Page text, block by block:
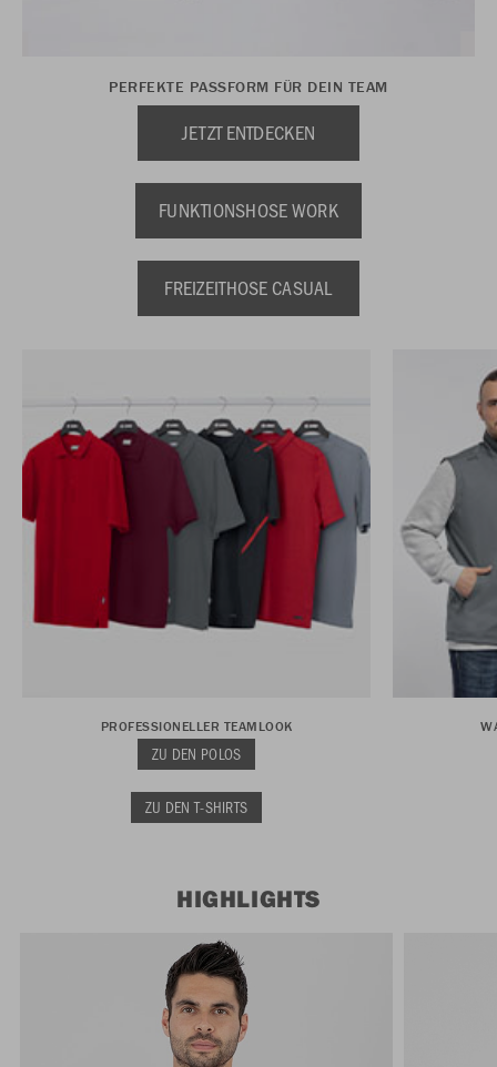
PERFEKTE PASSFORM FÜR DEIN TEAM
JETZT ENTDECKEN
FUNKTIONSHOSE WORK
FREIZEITHOSE CASUAL
PROFESSIONELLER TEAMLOOK
ZU DEN POLOS
ZU DEN T-SHIRTS
HIGHLIGHTS